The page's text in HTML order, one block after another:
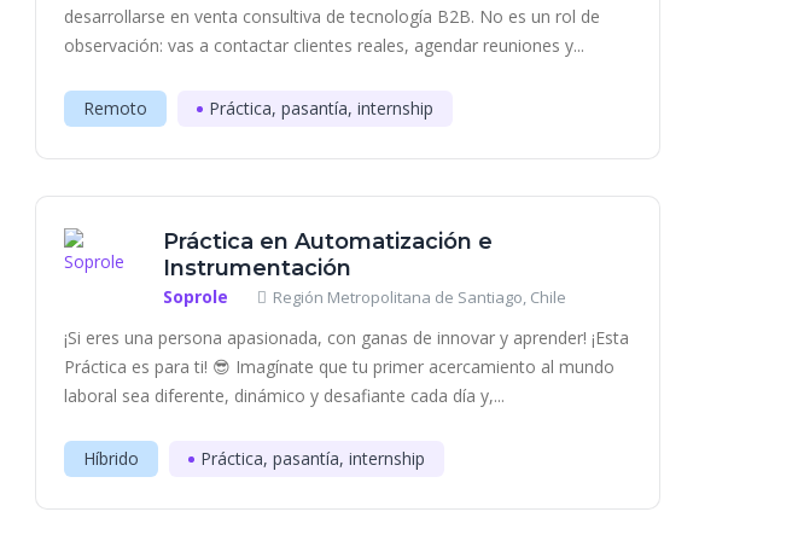
desarrollarse en venta consultiva de tecnología B2B. No es un rol de
observación: vas a contactar clientes reales, agendar reuniones y...
Remoto Práctica, pasantía, internship
Práctica en Automatización e
Instrumentación
Soprole Región Metropolitana de Santiago, Chile
¡Si eres una persona apasionada, con ganas de innovar y aprender! ¡Esta
Práctica es para ti! 😎 Imagínate que tu primer acercamiento al mundo
laboral sea diferente, dinámico y desafiante cada día y,...
Híbrido Práctica, pasantía, internship